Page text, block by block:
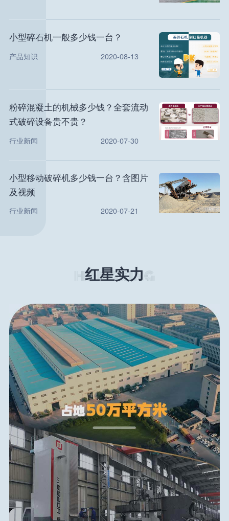
小型碎石机一般多少钱一台？
产品知识 2020-08-13
粉碎混凝土的机械多少钱？全套流动
式破碎设备贵不贵？
行业新闻 2020-07-30
小型移动破碎机多少钱一台？含图片
及视频
行业新闻 2020-07-21
红星实力